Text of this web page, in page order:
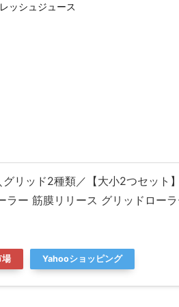
ッシュジュース
グリッド2種類／【大小2つセッ
ラー 筋膜リリース グリッドロー
場 Yahooショッピング